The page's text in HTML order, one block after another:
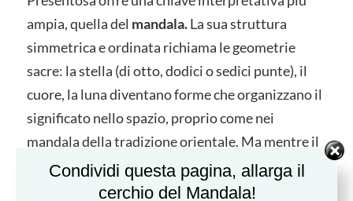
ampia, quella del mandala.La sua struttura
simmetrica e ordinata richiama le geometrie
sacre: la stella (di otto, dodici o sedici punte), il
cuore, la luna diventano forme che organizzano il
significato nello spazio, proprio come nei
mandala della tradizione orientale. Ma mentre il
mandala rappresenta l’ordine cosmico, la
Presentosa costruisce un piccolo cosmo affettivo
Condividi questa pagina, allarga il
cerchio del Mandala!